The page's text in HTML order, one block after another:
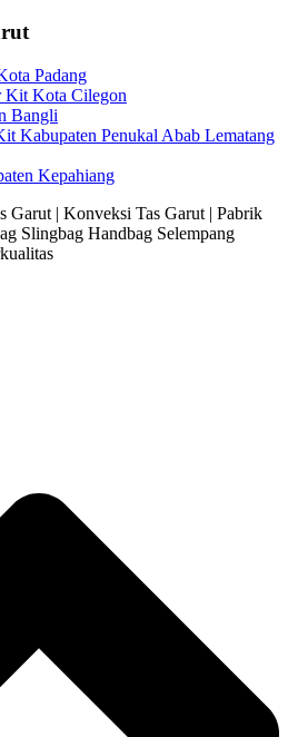
Padang
Kit Kota Cilegon
Bangli
Kabupaten Penukal Abab Lematang
Kepahiang
Garut | Konveksi Tas Garut | Pabrik
Slingbag Handbag Selempang